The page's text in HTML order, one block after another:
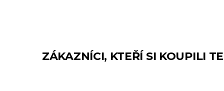
ZÁKAZNÍCI, KTEŘÍ SI KOUPILI